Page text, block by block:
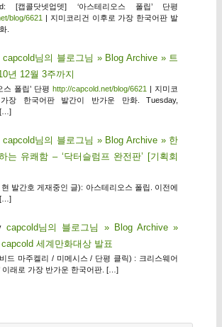
[캡콜닷넷업뎃] ‘아스테리오스 폴립’ 단평
blog/6621 | 지미코리건 이후로 가장 한국어판 발
.
capcold님의 블로그님 » Blog Archive » 트
년 12월 3주까지
스 폴립’ 단평http://capcold.net/blog/6621 | 지미코
장 한국어판 발간이 반가운 만화. Tuesday,
[…]
capcold님의 블로그님 » Blog Archive » 한
는 유쾌함 – ‘닥터슬럼프 완전판’ [기획회
발간호 게재중인 글): 아스테리오스 폴립. 이전에
[…]
capcold님의 블로그님 » Blog Archive »
세계만화대상 발표
드 마주켈리 / 미메시스 / 단평 클릭) : 크리스웨어
이래로 가장 반가운 한국어판. […]